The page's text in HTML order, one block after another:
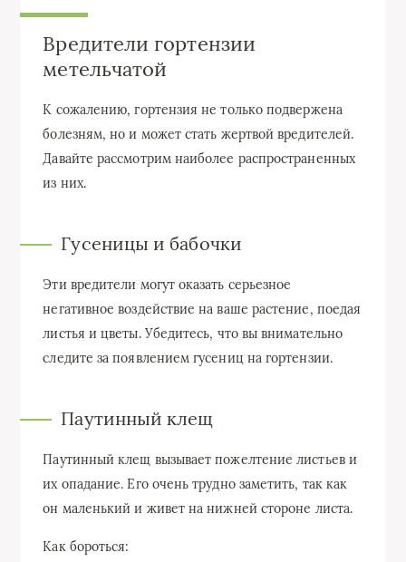
Вредители гортензии
метельчатой
К сожалению, гортензия не только подвержена
болезням, но и может стать жертвой вредителей.
Давайте рассмотрим наиболее распространенных
из них.
Гусеницы и бабочки
Эти вредители могут оказать серьезное
негативное воздействие на ваше растение, поедая
листья и цветы. Убедитесь, что вы внимательно
следите за появлением гусениц на гортензии.
Паутинный клещ
Паутинный клещ вызывает пожелтение листьев и
их опадание. Его очень трудно заметить, так как
он маленький и живет на нижней стороне листа.
Как бороться: